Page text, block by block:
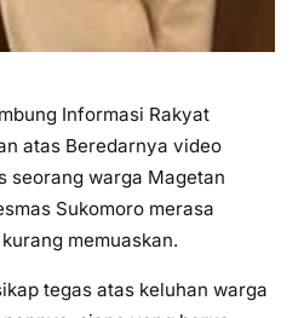
Informasi Rakyat
atas Beredarnya video
seorang warga Magetan
Sukomoro merasa
memuaskan.
tegas atas keluhan warga